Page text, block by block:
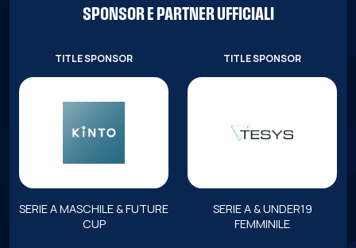
SPONSOR E PARTNER UFFICIALI
TITLE SPONSOR
SERIE A MASCHILE & FUTURE
CUP
TITLE SPONSOR
SERIE A & UNDER19
FEMMINILE